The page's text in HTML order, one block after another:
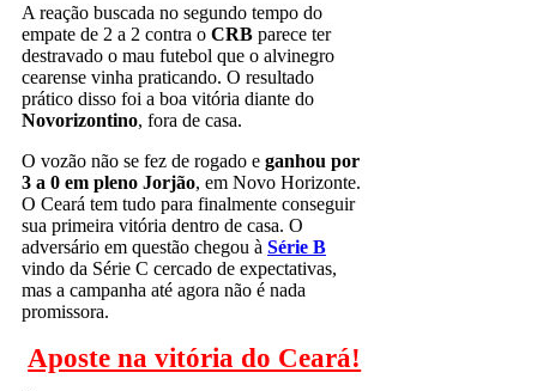
A reação buscada no segundo tempo do
empate de 2 a 2 contra o CRB parece ter
destravado o mau futebol que o alvinegro
cearense vinha praticando. O resultado
prático disso foi a boa vitória diante do
Novorizontino, fora de casa.
O vozão não se fez de rogado e ganhou por
3 a 0 em pleno Jorjão, em Novo Horizonte.
O Ceará tem tudo para finalmente conseguir
sua primeira vitória dentro de casa. O
adversário em questão chegou à Série B
vindo da Série C cercado de expectativas,
mas a campanha até agora não é nada
promissora.
Aposte na vitória do Ceará!